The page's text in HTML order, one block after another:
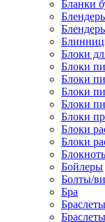
Бланки
Блоки
Блоки
Блоки
Блоки
Блоки
Блоки
Блоки
Блоки
Бойлеры
Болты/
Бра
Браслеты
Браслеты